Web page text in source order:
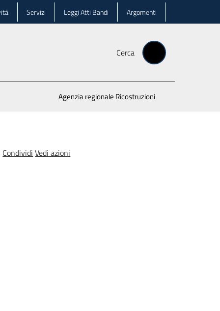
Servizi Leggi Atti Bandi Argomenti
Cerca
Agenzia regionale Ricostruzioni
Condividi Vedi azioni